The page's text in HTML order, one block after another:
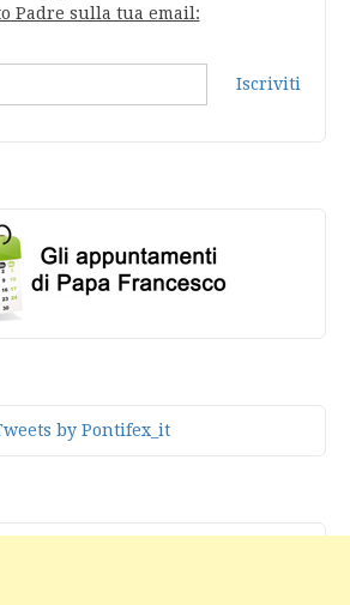
Padre sulla tua email:
Iscriviti
by Pontifex_it